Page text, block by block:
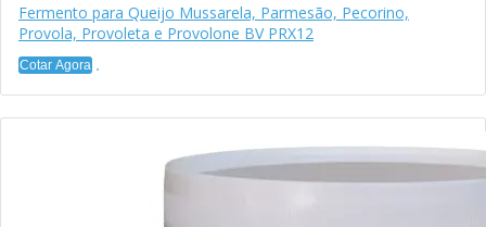
Fermento para Queijo Mussarela, Parmesão, Pecorino,
Provola, Provoleta e Provolone BV PRX12
Cotar Agora